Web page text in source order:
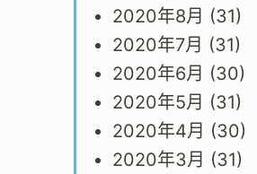
2020年8月 (31)
2020年7月 (31)
2020年6月 (30)
2020年5月 (31)
2020年4月 (30)
2020年3月 (31)